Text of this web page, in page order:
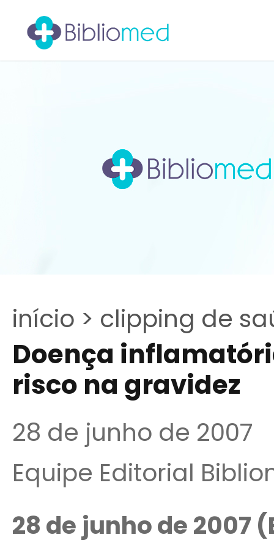
início > clipping de
Doença
risco na gravidez
28 de junho de 2007
Equipe Editorial
28 de junho de 2007